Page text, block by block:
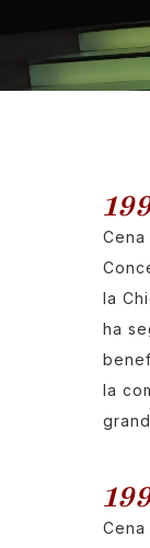
Cena
la
ha
la
Cena